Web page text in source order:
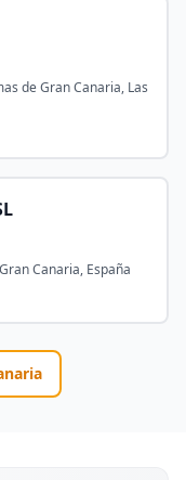
de Gran Canaria, Las
Canaria, España